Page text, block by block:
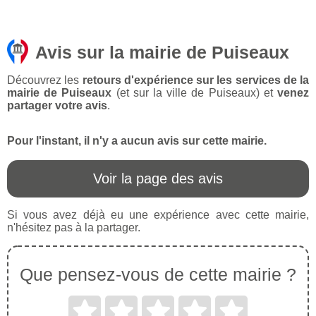
Avis sur la mairie de Puiseaux
Découvrez les retours d'expérience sur les services de la
mairie de Puiseaux (et sur la ville de Puiseaux) etvenez
partager votre avis.
Pour l'instant, il n'y a aucun avis sur cette mairie.
Voir la page des avis
Si vous avez déjà eu une expérience avec cette mairie,
n'hésitez pas à la partager.
Que pensez-vous de cette mairie ?